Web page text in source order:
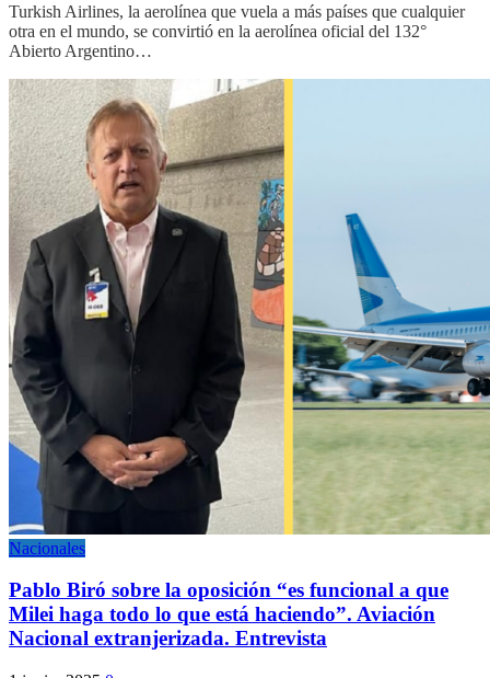
Turkish Airlines, la aerolínea que vuela a más países que cualquier
otra en el mundo, se convirtió en la aerolínea oficial del 132°
Abierto Argentino…
Nacionales
Pablo Biró sobre la oposición “es funcional a que
Milei haga todo lo que está haciendo”. Aviación
Nacional extranjerizada. Entrevista